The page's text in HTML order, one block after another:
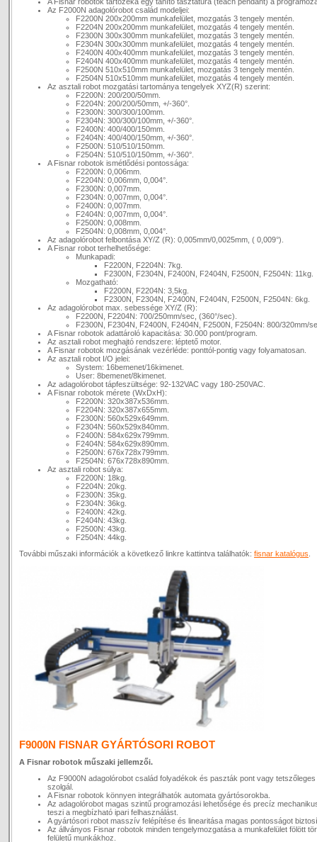
Az F2000N adagolórobot család modeljei:
F2200N 200x200mm munkafelület, mozgatás 3 tengely mentén.
F2204N 200x200mm munkafelület, mozgatás 4 tengely mentén.
F2300N 300x300mm munkafelület, mozgatás 3 tengely mentén.
F2304N 300x300mm munkafelület, mozgatás 4 tengely mentén.
F2400N 400x400mm munkafelület, mozgatás 3 tengely mentén.
F2404N 400x400mm munkafelület, mozgatás 4 tengely mentén.
F2500N 510x510mm munkafelület, mozgatás 3 tengely mentén.
F2504N 510x510mm munkafelület, mozgatás 4 tengely mentén.
Az asztali robot mozgatási tartománya tengelyek XYZ(R) szerint:
F2200N: 200/200/50mm.
F2204N: 200/200/50mm, +/-360°.
F2300N: 300/300/100mm.
F2304N: 300/300/100mm, +/-360°.
F2400N: 400/400/150mm.
F2404N: 400/400/150mm, +/-360°.
F2500N: 510/510/150mm.
F2504N: 510/510/150mm, +/-360°.
A Fisnar robotok ismétlődési pontossága:
F2200N: 0,006mm.
F2204N: 0,006mm, 0,004°.
F2300N: 0,007mm.
F2304N: 0,007mm, 0,004°.
F2400N: 0,007mm.
F2404N: 0,007mm, 0,004°.
F2500N: 0,008mm.
F2504N: 0,008mm, 0,004°.
Az adagolórobot felbontása XY/Z (R): 0,005mm/0,0025mm, ( 0,009°).
A Fisnar robot terhelhetősége:
Munkapadi:
F2200N, F2204N: 7kg.
F2300N, F2304N, F2400N, F2404N, F2500N, F2504N: 11kg.
Mozgatható:
F2200N, F2204N: 3,5kg.
F2300N, F2304N, F2400N, F2404N, F2500N, F2504N: 6kg.
Az adagolórobot max. sebessége XY/Z (R):
F2200N, F2204N: 700/250mm/sec, (360°/sec).
F2300N, F2304N, F2400N, F2404N, F2500N, F2504N: 800/320mm/
A Fisnar robotok adattároló kapacitása: 30.000 pont/program.
Az asztali robot meghajtó rendszere: léptető motor.
A Fisnar robotok mozgásának vezérléde: ponttól-pontig vagy folyamatosan.
Az asztali robot I/O jelei:
System: 16bemenet/16kimenet.
User: 8bemenet/8kimenet.
Az adagolórobot tápfeszültsége: 92-132VAC vagy 180-250VAC.
A Fisnar robotok mérete (WxDxH):
F2200N: 320x387x536mm.
F2204N: 320x387x655mm.
F2300N: 560x529x649mm.
F2304N: 560x529x840mm.
F2400N: 584x629x799mm.
F2404N: 584x629x890mm.
F2500N: 676x728x799mm.
F2504N: 676x728x890mm.
Az asztali robot súlya:
F2200N: 18kg.
F2204N: 20kg.
F2300N: 35kg.
F2304N: 36kg.
F2400N: 42kg.
F2404N: 43kg.
F2500N: 43kg.
F2504N: 44kg.
További műszaki információk a következő linkre kattintva találhatók: fisnar katalógus
F9000N FISNAR GYÁRTÓSORI ROBOT
A Fisnar robotok műszaki jellemzői.
Az F9000N adagolórobot család folyadékok és paszták pont vagy
szolgál.
A Fisnar robotok könnyen integrálhatók automata gyártósorokba.
Az adagolórobot magas szintű programozási lehetősége és precíz
teszi a megbízható ipari felhasználást.
A gyártósori robot masszív felépítése és linearitása magas pontosságot
Az állványos Fisnar robotok minden tengelymozgatása a munkafelület fölött
felületű munkákhoz.